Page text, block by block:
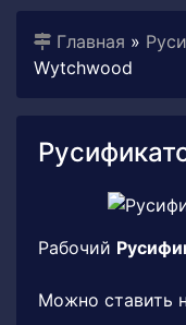
Главная »
Wytchwood
Рабочий
Можно ставить